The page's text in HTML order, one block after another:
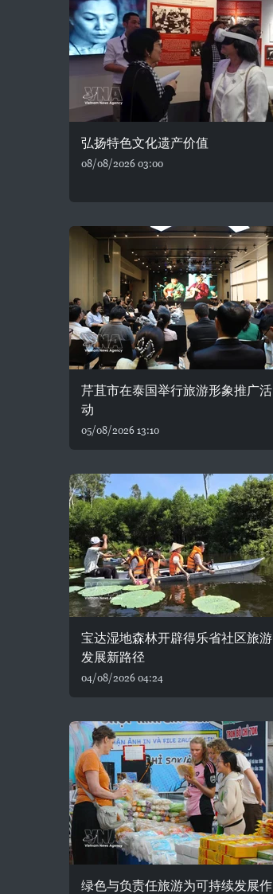
弘扬特色文化遗产价值
08/08/2026 03:00
芹苴市在泰国举行旅游形象推广活
动
05/08/2026 13:10
宝达湿地森林开辟得乐省社区旅游
发展新路径
04/08/2026 04:24
绿色与负责任旅游为可持续发展作